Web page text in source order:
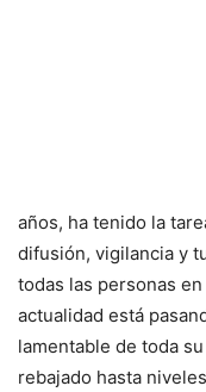
años, ha tenido la
difusión, vigilancia y
todas las personas
actualidad está
lamentable de toda
rebajado hasta